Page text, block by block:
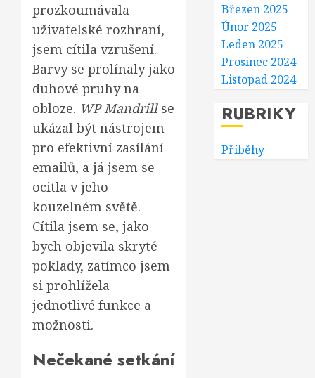
prozkoumávala
uživatelské rozhraní,
jsem cítila vzrušení.
Barvy se prolínaly jako
duhové pruhy na
obloze. WP Mandrillse
ukázal být nástrojem
pro efektivní zasílání
emailů, a já jsem se
ocitla v jeho
kouzelném světě.
Cítila jsem se, jako
bych objevila skryté
poklady, zatímco jsem
si prohlížela
jednotlivé funkce a
možnosti.
Nečekané setkání
Březen 2025
Únor 2025
Leden 2025
Prosinec 2024
Listopad 2024
RUBRIKY
Příběhy